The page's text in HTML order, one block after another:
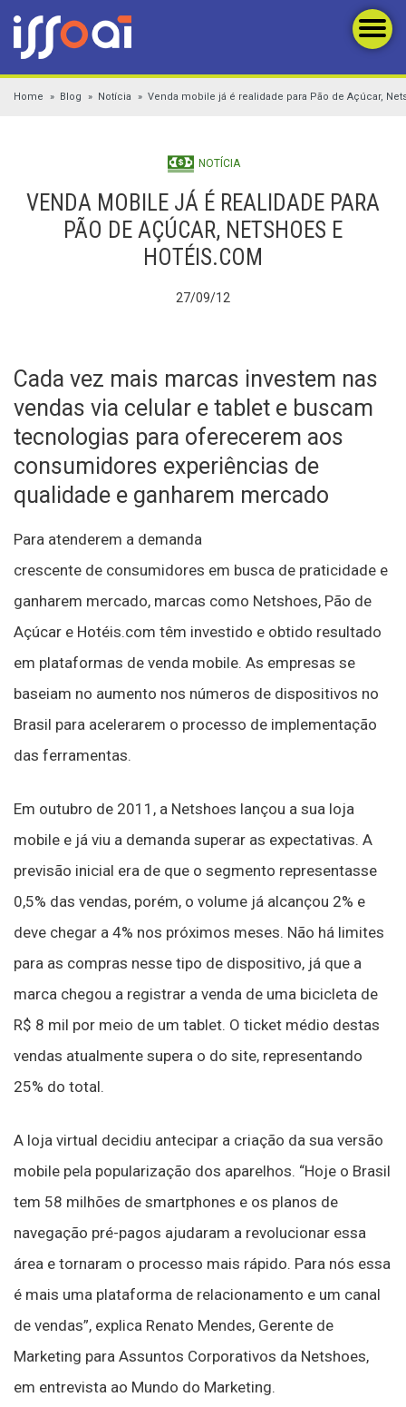
Home Blog Notícia Venda mobile já é realidade para Pão de Açúcar,
NOTÍCIA
VENDA MOBILE JÁ É REALIDADE PARA
PÃO DE AÇÚCAR, NETSHOES E
HOTÉIS.COM
27/09/12
Cada vez mais marcas investem nas
vendas via celular e tablet e buscam
tecnologias para oferecerem aos
consumidores experiências de
qualidade e ganharem mercado
Para atenderem a demanda
crescente de consumidores em busca de praticidade e
ganharem mercado, marcas como Netshoes, Pão de
Açúcar e Hotéis.com têm investido e obtido resultado
em plataformas de venda mobile. As empresas se
baseiam no aumento nos números de dispositivos no
Brasil para acelerarem o processo de implementação
das ferramentas.
Em outubro de 2011, a Netshoes lançou a sua loja
mobile e já viu a demanda superar as expectativas. A
previsão inicial era de que o segmento representasse
0,5% das vendas, porém, o volume já alcançou 2% e
deve chegar a 4% nos próximos meses. Não há limites
para as compras nesse tipo de dispositivo, já que a
marca chegou a registrar a venda de uma bicicleta de
R$ 8 mil por meio de um tablet. O ticket médio destas
vendas atualmente supera o do site, representando
25% do total.
A loja virtual decidiu antecipar a criação da sua versão
mobile pela popularização dos aparelhos. “Hoje o Brasil
tem 58 milhões de smartphones e os planos de
navegação pré-pagos ajudaram a revolucionar essa
área e tornaram o processo mais rápido. Para nós essa
é mais uma plataforma de relacionamento e um canal
de vendas”, explica Renato Mendes, Gerente de
Marketing para Assuntos Corporativos da Netshoes,
em entrevista ao Mundo do Marketing.